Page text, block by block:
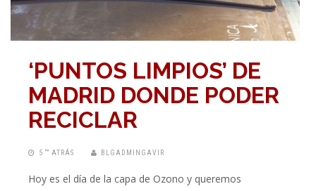
‘PUNTOS LIMPIOS’ DE
MADRID DONDE PODER
RECICLAR
5 “” ATRÁS BLGADMINGAVIR
Hoy es el día de la capa de Ozono y queremos